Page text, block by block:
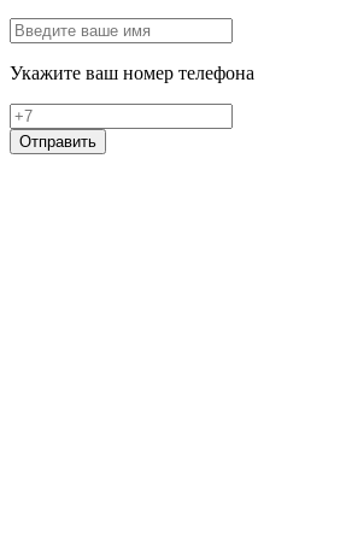
Укажите ваш номер телефона
Отправить